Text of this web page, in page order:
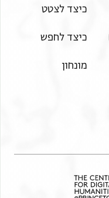
כיצד לצטט
כיצד לחפש
מונחון